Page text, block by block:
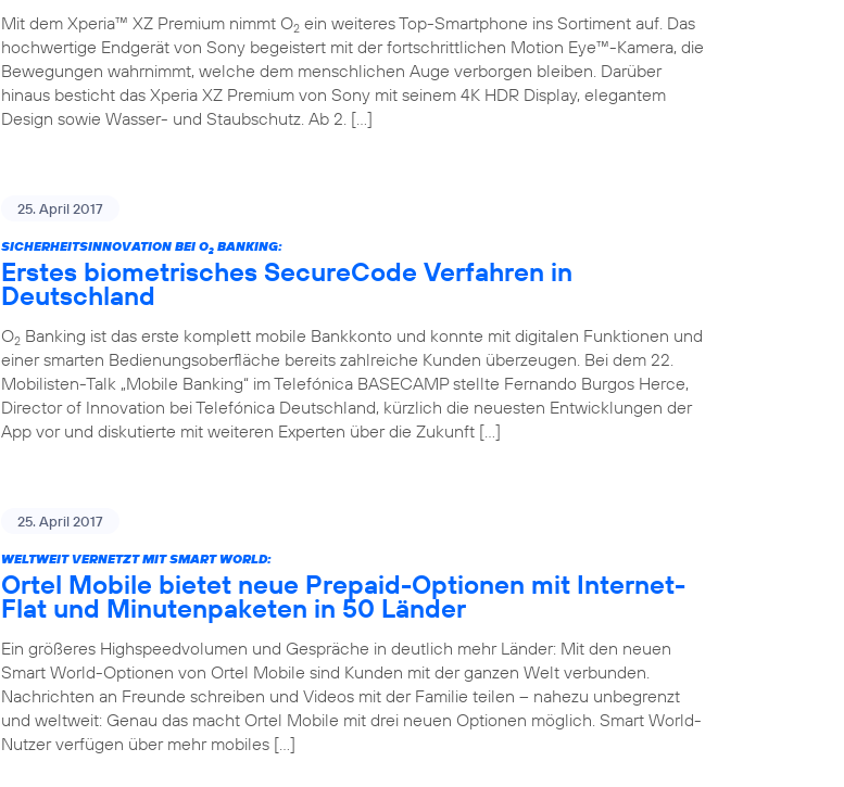
Mit dem Xperia™ XZ Premium nimmt O2 ein weiteres Top-Smartphone ins Sortiment auf. Das
hochwertige Endgerät von Sony begeistert mit der fortschrittlichen Motion Eye™-Kamera, die
Bewegungen wahrnimmt, welche dem menschlichen Auge verborgen bleiben. Darüber
hinaus besticht das Xperia XZ Premium von Sony mit seinem 4K HDR Display, elegantem
Design sowie Wasser- und Staubschutz. Ab 2. […]
25. April 2017
SICHERHEITSINNOVATION BEI O2 BANKING:
Erstes biometrisches SecureCode Verfahren in
Deutschland
O2 Banking ist das erste komplett mobile Bankkonto und konnte mit digitalen Funktionen und
einer smarten Bedienungsoberfläche bereits zahlreiche Kunden überzeugen. Bei dem 22.
Mobilisten-Talk „Mobile Banking“ im Telefónica BASECAMP stellte Fernando Burgos Herce,
Director of Innovation bei Telefónica Deutschland, kürzlich die neuesten Entwicklungen der
App vor und diskutierte mit weiteren Experten über die Zukunft […]
25. April 2017
WELTWEIT VERNETZT MIT SMART WORLD:
Ortel Mobile bietet neue Prepaid-Optionen mit Internet-
Flat und Minutenpaketen in 50 Länder
Ein größeres Highspeedvolumen und Gespräche in deutlich mehr Länder: Mit den neuen
Smart World-Optionen von Ortel Mobile sind Kunden mit der ganzen Welt verbunden.
Nachrichten an Freunde schreiben und Videos mit der Familie teilen – nahezu unbegrenzt
und weltweit: Genau das macht Ortel Mobile mit drei neuen Optionen möglich. Smart World-
Nutzer verfügen über mehr mobiles […]